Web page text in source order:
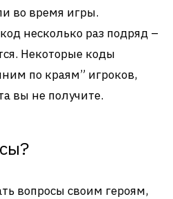
во время игры.
несколько раз подряд –
Некоторые коды
по краям” игроков,
вы не получите.
вопросы своим героям,